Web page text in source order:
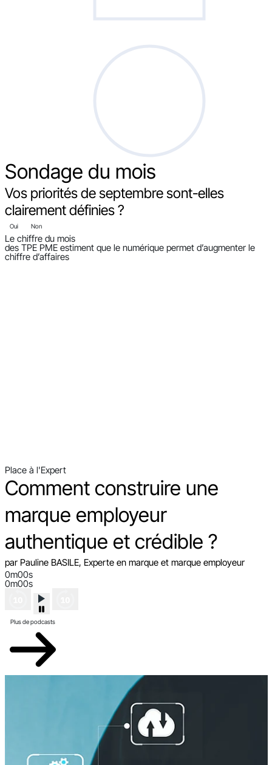
Sondage du mois
Vos priorités de septembre sont-elles
clairement définies ?
Oui Non
Le chiffre du mois
des TPE PME estiment que le numérique permet d’augmenter le
chiffre d’affaires
Place à l'Expert
Comment construire une
marque employeur
authentique et crédible ?
par Pauline BASILE, Experte en marque et marque employeur
0m00s
0m00s
Plus de podcasts